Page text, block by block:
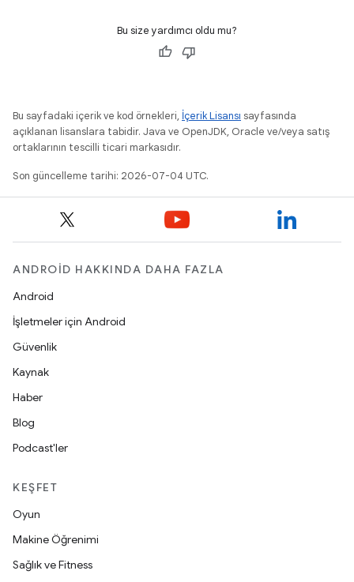
Bu size yardımcı oldu mu?
Bu sayfadaki içerik ve kod örnekleri, İçerik Lisansı sayfasında
açıklanan lisanslara tabidir. Java ve OpenJDK, Oracle ve/veya satış
ortaklarının tescilli ticari markasıdır.
Son güncelleme tarihi: 2026-07-04 UTC.
ANDROID HAKKINDA DAHA FAZLA
Android
İşletmeler için Android
Güvenlik
Kaynak
Haber
Blog
Podcast'ler
KEŞFET
Oyun
Makine Öğrenimi
Sağlık ve Fitness